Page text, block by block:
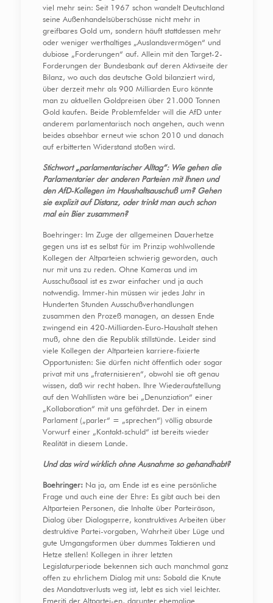
viel mehr sein: Seit 1967 schon wandelt Deutschland
seine Außenhandelsüberschüsse nicht mehr in
greifbares Gold um, sondern häuft stattdessen mehr
oder weniger werthaltiges „Auslandsvermögen“ und
dubiose „Forderungen“ auf. Allein mit den Target-2-
Forderungen der Bundesbank auf deren Aktivseite der
Bilanz, wo auch das deutsche Gold bilanziert wird,
über derzeit mehr als 900 Milliarden Euro könnte
man zu aktuellen Goldpreisen über 21.000 Tonnen
Gold kaufen. Beide Problemfelder will die AfD unter
anderem parlamentarisch noch angehen, auch wenn
beides absehbar erneut wie schon 2010 und danach
auf erbitterten Widerstand stoßen wird.
Stichwort „parlamentarischer Alltag“: Wie gehen die
Parlamentarier der anderen Parteien mit Ihnen und
den AfD-Kollegen im Haushaltsauschuß um? Gehen
sie explizit auf Distanz, oder trinkt man auch schon
mal ein Bier zusammen?
Boehringer: Im Zuge der allgemeinen Dauerhetze
gegen uns ist es selbst für im Prinzip wohlwollende
Kollegen der Altparteien schwierig geworden, auch
nur mit uns zu reden. Ohne Kameras und im
Ausschußsaal ist es zwar einfacher und ja auch
notwendig. Immer-hin müssen wir jedes Jahr in
Hunderten Stunden Ausschußverhandlungen
zusammen den Prozeß managen, an dessen Ende
zwingend ein 420-Milliarden-Euro-Haushalt stehen
muß, ohne den die Republik stillstünde. Leider sind
viele Kollegen der Altparteien karriere-fixierte
Opportunisten: Sie dürfen nicht öffentlich oder sogar
privat mit uns „fraternisieren“, obwohl sie oft genau
wissen, daß wir recht haben. Ihre Wiederaufstellung
auf den Wahllisten wäre bei „Denunziation“ einer
„Kollaboration“ mit uns gefährdet. Der in einem
Parlament („parler“ = „sprechen“) völlig absurde
Vorwurf einer „Kontakt-schuld“ ist bereits wieder
Realität in diesem Lande.
Und das wirdwirklich ohne Ausnahme so gehandhabt?
Boehringer: Na ja, am Ende ist es eine persönliche
Frage und auch eine der Ehre: Es gibt auch bei den
Altparteien Personen, die Inhalte über Parteiräson,
Dialog über Dialogsperre, konstruktives Arbeiten über
destruktive Partei-vorgaben, Wahrheit über Lüge und
gute Umgangsformen über dummes Taktieren und
Hetze stellen! Kollegen in ihrer letzten
Legislaturperiode bekennen sich auch manchmal ganz
offen zu ehrlichem Dialog mit uns: Sobald die Knute
des Mandatsverlusts weg ist, lebt es sich viel leichter.
Emeriti der Altpartei-en, darunter ehemalige